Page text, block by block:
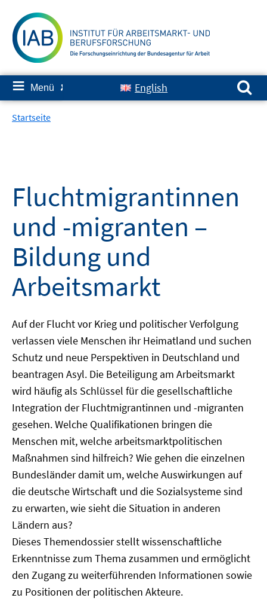
zum
Inhalt
≡ Menü ✘ English
Suchen nach:
Startseite
Fluchtmigrantinnen
und -migranten –
Bildung und
Arbeitsmarkt
Auf der Flucht vor Krieg und politischer Verfolgung
verlassen viele Menschen ihr Heimatland und suchen
Schutz und neue Perspektiven in Deutschland und
beantragen Asyl. Die Beteiligung am Arbeitsmarkt
wird häufig als Schlüssel für die gesellschaftliche
Integration der Fluchtmigrantinnen und -migranten
gesehen. Welche Qualifikationen bringen die
Menschen mit, welche arbeitsmarktpolitischen
Maßnahmen sind hilfreich? Wie gehen die einzelnen
Bundesländer damit um, welche Auswirkungen auf
die deutsche Wirtschaft und die Sozialsysteme sind
zu erwarten, wie sieht die Situation in anderen
Ländern aus?
Dieses Themendossier stellt wissenschaftliche
Erkenntnisse zum Thema zusammen und ermöglicht
den Zugang zu weiterführenden Informationen sowie
zu Positionen der politischen Akteure.